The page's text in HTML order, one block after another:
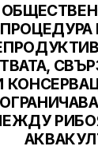
ПРОЦЕДУРА